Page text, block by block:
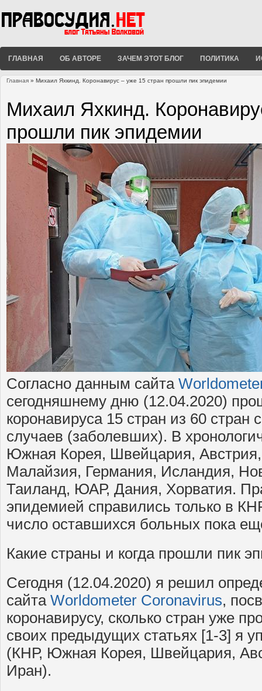
ГЛАВНАЯ ОБ АВТОРЕ ЗАЧЕМ ЭТОТ БЛОГ ПОЛИТИКА
Главная » Михаил Яхкинд. Коронавирус – уже 15 стран прошли пик эпидемии
Михаил Яхкинд.
прошли пик эпидемии
Согласно данным сайта
сегодняшнему дню (12.04.2020)
коронавируса 15 стран из 60
случаев (заболевших). В
Южная Корея, Швейцария,
Малайзия, Германия, Исландия,
Таиланд, ЮАР, Дания, Хорватия.
эпидемией справились только в
число оставшихся больных пока
Какие страны и когда прошли пик
Сегодня (12.04.2020) я решил
сайта Worldometer Coronavirus,
коронавирусу, сколько стран уже
своих предыдущих статьях [1-3] я
(КНР, Южная Корея, Швейцария,
Иран).